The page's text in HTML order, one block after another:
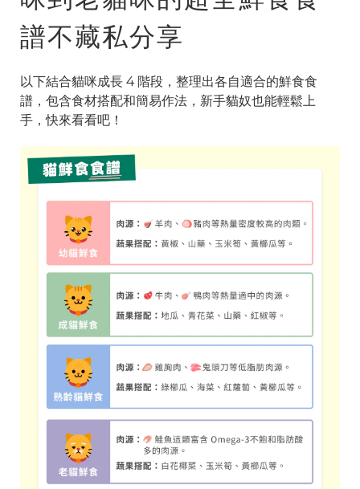
譜不藏私分享
以下結合貓咪成長 4 階段，整理出各自適合的鮮食食
譜，包含食材搭配和簡易作法，新手貓奴也能輕鬆上
手，快來看看吧！